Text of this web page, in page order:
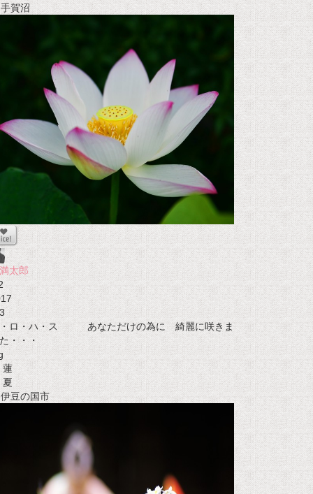
賀沼
太郎
3
ロ・ハ・ス あなただけの為に 綺麗に咲きま
・・・
蓮
夏
豆の国市